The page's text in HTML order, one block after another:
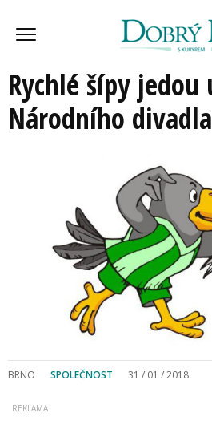
Rychlé šípy
Národního divadla
BRNO SPOLEČNOST 31 / 01 / 2018